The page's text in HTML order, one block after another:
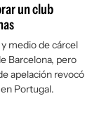
un club
medio de cárcel
Barcelona, pero
apelación revocó
Portugal.